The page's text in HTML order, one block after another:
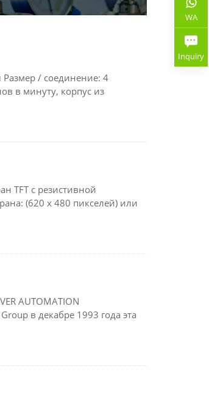
/ соединение: 4
в минуту, корпус из
TFT с резистивной
(620 x 480 пикселей) или
AUTOMATION
в декабре 1993 года эта
WA
Inquiry